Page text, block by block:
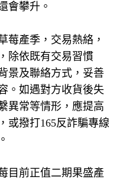
會攀升。
莓產季，交易熱絡，
除依既有交易習慣
景及聯絡方式，妥善
。如遇對方收貨後失
異常等情形，應提高
或撥打165反詐騙專線
目前正值二期果盛產